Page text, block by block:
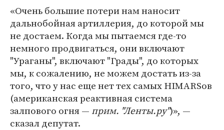
«Очень большие потери нам наносит
дальнобойная артиллерия, до которой мы
не достаем. Когда мы пытаемся где-то
немного продвигаться, они включают
"Ураганы", включают "Грады", до которых
мы, к сожалению, не можем достать из-за
того, что у нас еще нет тех самых HIMARSов
(американская реактивная система
залпового огня — прим. "Ленты.ру")», —
сказал депутат.